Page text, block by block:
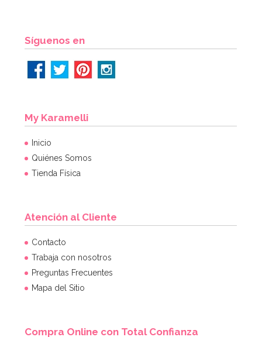
Síguenos en
My Karamelli
Inicio
Quiénes Somos
Tienda Física
Atención al Cliente
Contacto
Trabaja con nosotros
Preguntas Frecuentes
Mapa del Sitio
Compra Online con Total Confianza